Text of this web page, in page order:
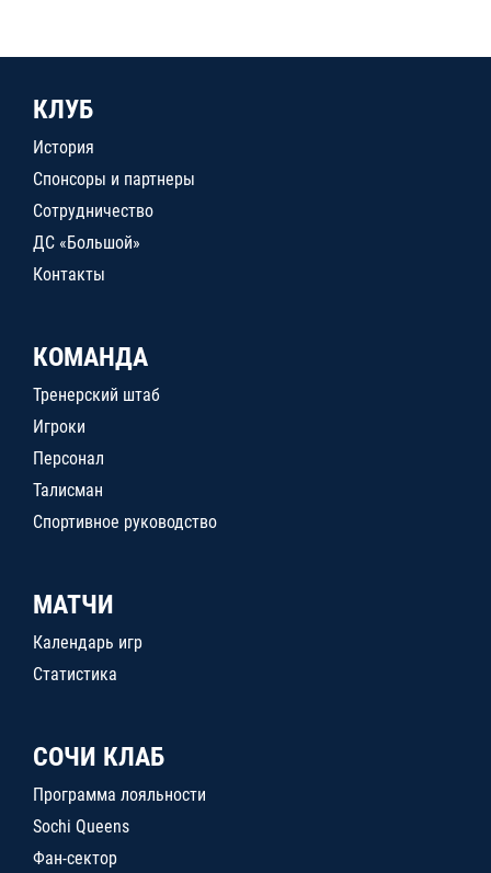
КЛУБ
История
Спонсоры и партнеры
Сотрудничество
ДС «Большой»
Контакты
КОМАНДА
Тренерский штаб
Игроки
Персонал
Талисман
Спортивное руководство
МАТЧИ
Календарь игр
Статистика
СОЧИ КЛАБ
Программа лояльности
Sochi Queens
Фан-сектор